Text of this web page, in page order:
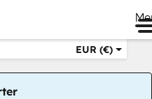
EUR (€)